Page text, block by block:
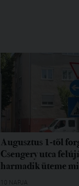
Augusztus 1-től
Csengery utca
harmadik üteme
10 NAPJA